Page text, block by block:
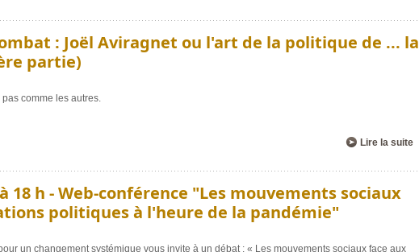
: Joël Aviragnet ou l'art de la politique de ... la
partie)
comme les autres.
Lire la suite
18 h - Web-conférence "Les mouvements sociaux
politiques à l'heure de la pandémie"
un changement systémique vous invite à un débat : « Les mouvements sociaux face aux